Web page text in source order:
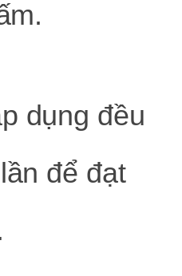
dụng đều
để đạt